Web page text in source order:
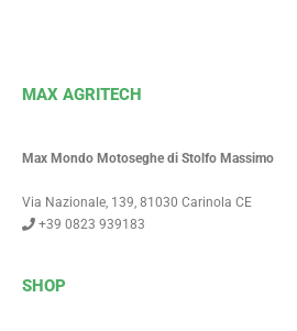
MAX AGRITECH
Max Mondo Motoseghe di Stolfo Massimo
Via Nazionale, 139, 81030 Carinola CE
+39 0823 939183
SHOP